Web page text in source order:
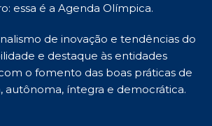
essa é a Agenda Olímpica.
de inovação e tendências do
e destaque às entidades
o fomento das boas práticas de
autônoma, íntegra e democrática.